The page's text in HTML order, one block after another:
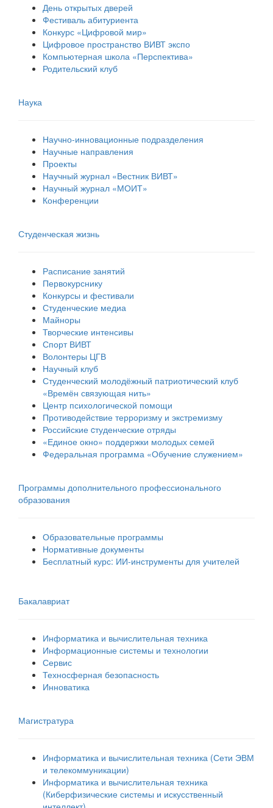
День открытых дверей
Фестиваль абитуриента
Конкурс «Цифровой мир»
Цифровое пространство ВИВТ экспо
Компьютерная школа «Перспектива»
Родительский клуб
Наука
Научно-инновационные подразделения
Научные направления
Проекты
Научный журнал «Вестник ВИВТ»
Научный журнал «МОИТ»
Конференции
Студенческая жизнь
Расписание занятий
Первокурснику
Конкурсы и фестивали
Студенческие медиа
Майноры
Творческие интенсивы
Спорт ВИВТ
Волонтеры ЦГВ
Научный клуб
Студенческий молодёжный патриотический клуб
«Времён связующая нить»
Центр психологической помощи
Противодействие терроризму и экстремизму
Российские cтуденческие отряды
«Единое окно» поддержки молодых семей
Федеральная программа «Обучение служением»
Программы дополнительного профессионального
образования
Образовательные программы
Нормативные документы
Бесплатный курс: ИИ‑инструменты для учителей
Бакалавриат
Информатика и вычислительная техника
Информационные системы и технологии
Сервис
Техносферная безопасность
Инноватика
Магистратура
Информатика и вычислительная техника (Сети ЭВМ
и телекоммуникации)
Информатика и вычислительная техника
(Киберфизические системы и искусственный